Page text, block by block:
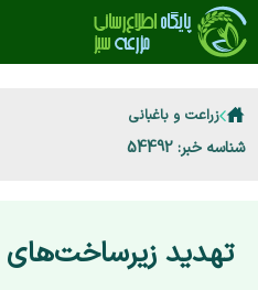
زراعت و باغبانی
شناسه خبر: 54492
تهدید